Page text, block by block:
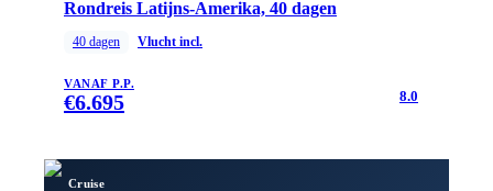
Rondreis Latijns-Amerika, 40 dagen
40 dagen Vlucht incl.
VANAF P.P.
€6.695 8.0
Cruise